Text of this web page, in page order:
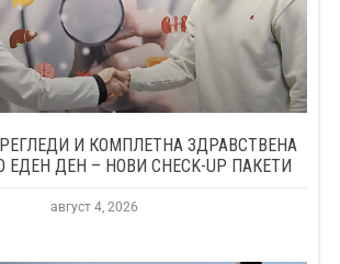
И КОМПЛЕТНА ЗДРАВСТВЕНА
ЕДЕН ДЕН – НОВИ CHECK-UP ПАКЕТИ
август 4, 2026